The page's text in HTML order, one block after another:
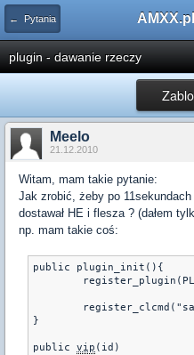
← Pytania
plugin - dawanie rzeczy
Meelo
21.12.2010
Witam, mam takie pytanie:
Jak zrobić, żeby po
dostawał HE i flesza ? (dałem
np. mam takie coś:
public plugin_init(){
}
public vip (id)